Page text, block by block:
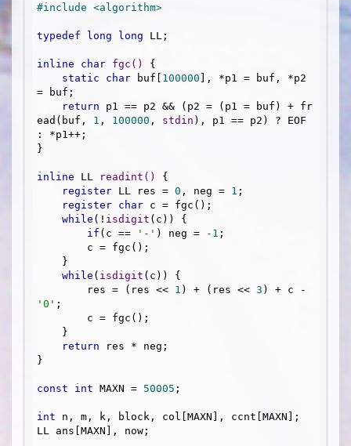
#include <algorithm>
typedef long long LL;
inline char fgc ()
{
static
char buf[ 100000 ], *p1 = buf, *p2
= buf;
return p1 == p2 && (p2 = (p1 = buf) + fr
ead(buf, 1 , 100000 , stdin ), p1 == p2) ? EOF
: *p1++;
}
inline LL readint ()
{
register LL res = 0 , neg = 1 ;
register char c = fgc();
while (! isdigit (c)) {
if (c == '-' ) neg = -1 ;
while ( isdigit (c)) {
        res = (res <<
1 ) + (res << 3
'0' ;
return res * neg;
}
const int MAXN = 50005 ;
int n, m, k, block, col[MAXN], ccnt[MAXN];
LL ans[MAXN], now;